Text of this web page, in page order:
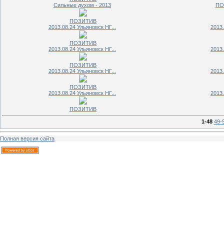
Сильные духом - 2013
ПОЗИТИВ
2013.08.24 Ульяновск НГ...
ПОЗИТИВ
2013.08.24 Ульяновск НГ...
ПОЗИТИВ
2013.08.24 Ульяновск НГ...
ПОЗИТИВ
2013.08.24 Ульяновск НГ...
ПОЗИТИВ
1-48 49-
Полная версия сайта